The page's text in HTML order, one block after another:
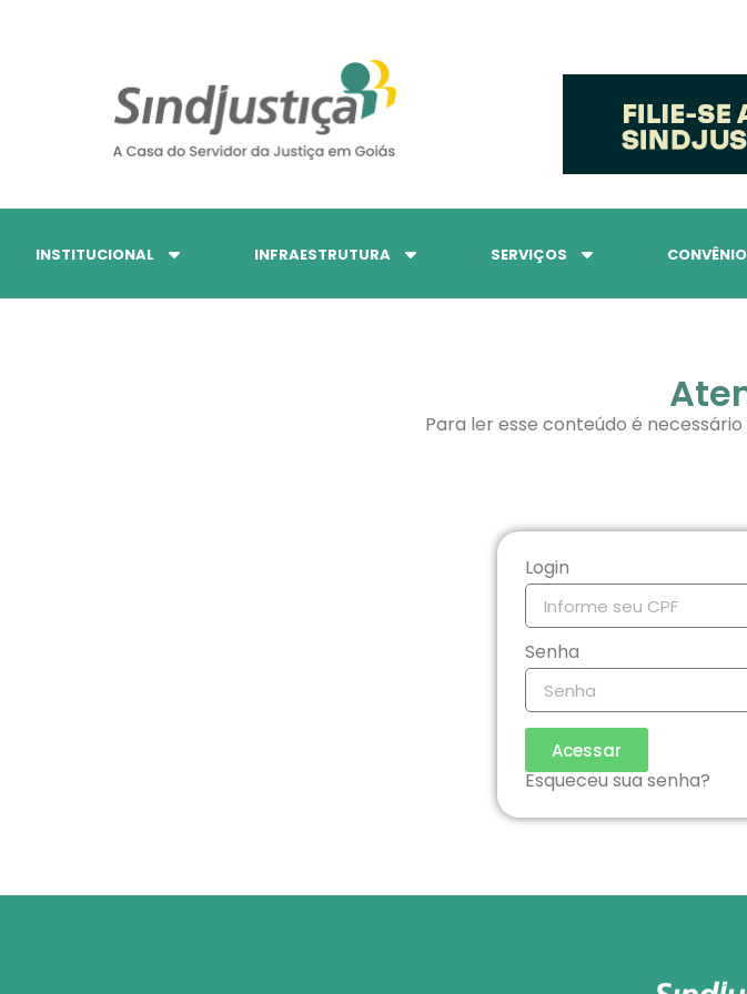
INSTITUCIONAL INFRAESTRUTURA SERVIÇOS
Para ler esse conteúdo é
Login
Senha
Acessar
Esqueceu sua senha?